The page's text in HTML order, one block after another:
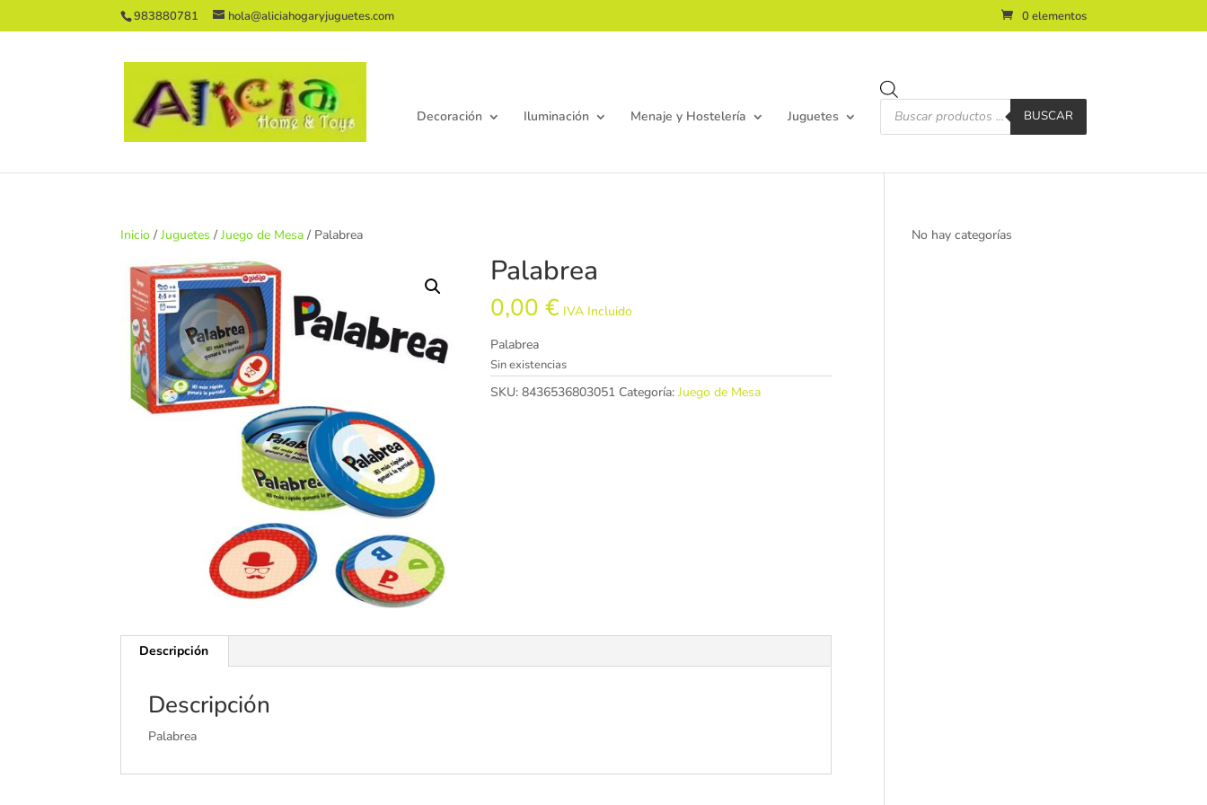
983880781 hola@aliciahogaryjuguetes.com 0 elementos
Decoración Iluminación Menaje y Hostelería Juguetes
Búsqueda
productos
BUSCAR
Inicio /Juguetes /Juego de Mesa / Palabrea
Palabrea
0,00€ IVA Incluido
Palabrea
Sin existencias
SKU:8436536803051 Categoría:Juego de Mesa
Descripción
Descripción
Palabrea
No hay categorías